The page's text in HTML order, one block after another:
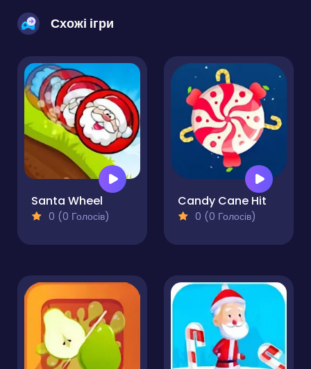
Схожі ігри
Santa Wheel
0 (0 Голосів)
Candy Cane Hit
0 (0 Голосів)